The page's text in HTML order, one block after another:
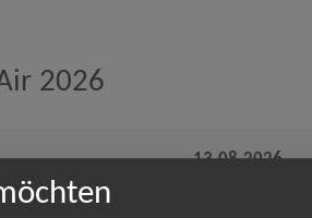
2026
13.08.2026